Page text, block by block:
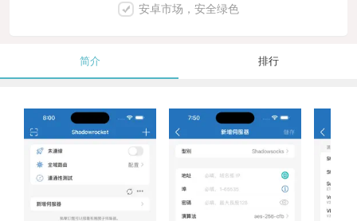
安卓市场，安全绿色
简介 排行